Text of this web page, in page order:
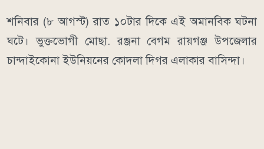
শনিবার (৮ আগস্ট) রাত ১০টার দিকে এই অমানবিক ঘটনা
ঘটে। ভুক্তভোগী মোছা. রঞ্জনা বেগম রায়গঞ্জ উপজেলার
চান্দাইকোনা ইউনিয়নের কোদলা দিগর এলাকার বাসিন্দা।